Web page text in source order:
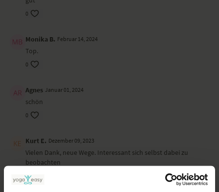
0
Monika B. Februar 14, 2024
Top.
0
Agnes Januar 01, 2024
schön
0
Kurt E. Dezember 09, 2023
Vielen Dank, neue Wege. Interessant sich selbst dabei zu
beobachten
0